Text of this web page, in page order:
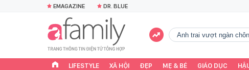
EMAGAZINE DR. BLUE
Anh trai vượt ngàn
LIFESTYLE XÃ HỘI ĐẸP MẸ & BÉ GIÁO DỤC